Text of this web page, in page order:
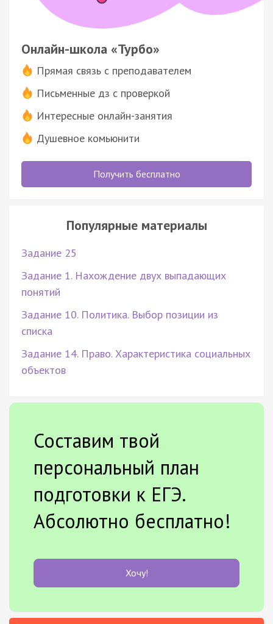
Онлайн-школа «Турбо»
Прямая связь с преподавателем
Письменные дз с проверкой
Интересные онлайн-занятия
Душевное комьюнити
Получить бесплатно
Популярные материалы
Задание 25
Задание 1. Нахождение двух выпадающих
понятий
Задание 10. Политика. Выбор позиции из
списка
Задание 14. Право. Характеристика социальных
объектов
Составим твой
персональный план
подготовки к ЕГЭ.
Абсолютно бесплатно!
Хочу!